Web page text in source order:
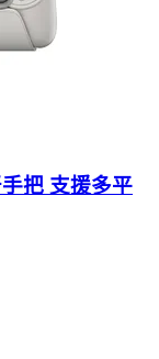
把 支援多平